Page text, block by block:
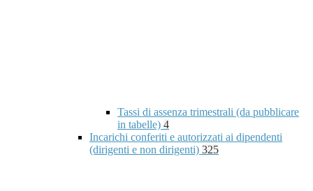
Tassi di assenza trimestrali (da pubblicare
in tabelle) 4
Incarichi conferiti e autorizzati ai dipendenti
(dirigenti e non dirigenti) 325